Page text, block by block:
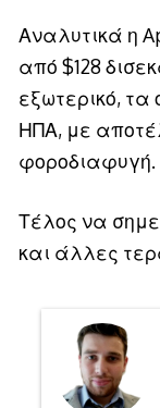
Αναλυτικά η
από $128
εξωτερικό, τα
ΗΠΑ, με
φοροδιαφυγή.
Τέλος να
και άλλες